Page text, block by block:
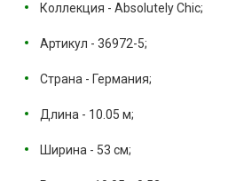
Коллекция - Absolutely Chic;
Артикул - 36972-5;
Страна - Германия;
Длина - 10.05 м;
Ширина - 53 см;